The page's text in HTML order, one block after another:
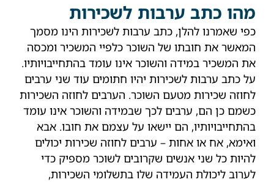
מהו כתב ערבות לשכירות
כפי שאמרנו להלן, כתב ערבות לשכירות הינו מסמך
המאשר את חובתו של השוכר כלפיי המשכיר ומכסה
את המשכיר במידה והשוכר אינו עומד בהתחייבויותיו.
על כתב ערבות לשכירות יהיו חתומים עוד שני ערבים
לחוזה שכירות מטעם השוכר. הערבים לחוזה השכירות
כשמם כן הם, ערבים לכך שבמידה והשוכר אינו עומד
בהתחייבויותיו, הם יישאו על עצמם את חובו. אבא
ואימא, אח או אחות – ערבים לחוזה שכירות יכולים
להיות כל שני אנשים שקרובים לשוכר מספיק כדי
לערוב ליכולת העמידה שלו בתשלומי השכירות,